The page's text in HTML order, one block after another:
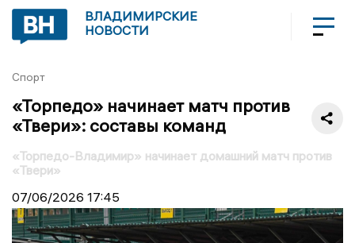
ВЛАДИМИРСКИЕ
НОВОСТИ
Спорт
«Торпедо» начинает матч против
«Твери»: составы команд
«Торпедо-Владимир» начинает домашний матч против
«Твери»
07/06/2026 17:45